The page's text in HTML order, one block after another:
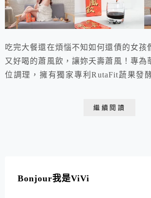
吃完大餐還在煩惱不知如何還債的女孩
又好喝的蕭風飲，讓妳夭壽蕭風！專為
位調理，擁有獨家專利RutaFit蔬果發
繼續閱讀
Bonjour我是ViVi